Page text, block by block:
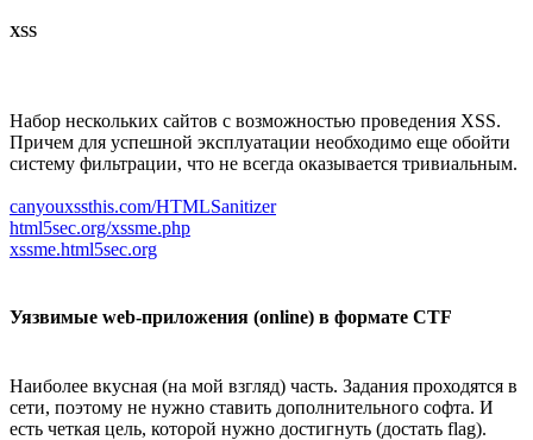
XSS
Набор нескольких сайтов с возможностью проведения XSS.
Причем для успешной эксплуатации необходимо еще обойти
систему фильтрации, что не всегда оказывается тривиальным.
canyouxssthis.com/HTMLSanitizer
html5sec.org/xssme.php
xssme.html5sec.org
Уязвимые web-приложения (online) в формате CTF
Наиболее вкусная (на мой взгляд) часть. Задания проходятся в
сети, поэтому не нужно ставить дополнительного софта. И
есть четкая цель, которой нужно достигнуть (достать flag).